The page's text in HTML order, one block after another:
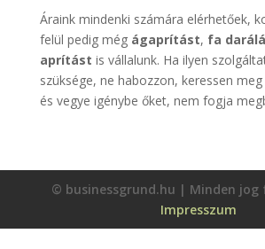
Áraink mindenki számára elérhetőek,
felül pedig még ágaprítást, fa
aprítást is vállalunk. Ha ilyen
szüksége, ne habozzon, keressen
és vegye igénybe őket, nem fogja
© businessgrund.hu | Minden
Impresszum